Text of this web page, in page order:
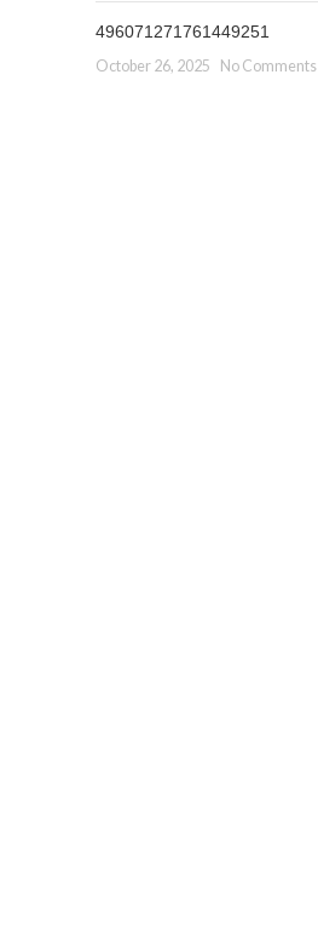
496071271761449251
October 26, 2025 No Comments